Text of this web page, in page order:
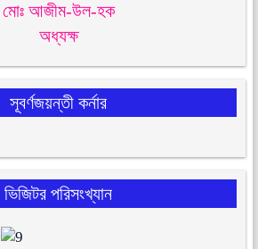
মোঃ আজীম-উল-হক
অধ্যক্ষ
সূবর্ণজয়ন্তী কর্নার
ভিজিটর পরিসংখ্যান